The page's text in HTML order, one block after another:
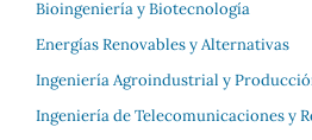
Bioingeniería y Biotecnología
Energías Renovables y Alternativas
Ingeniería Agroindustrial y
Ingeniería de Telecomunicaciones y